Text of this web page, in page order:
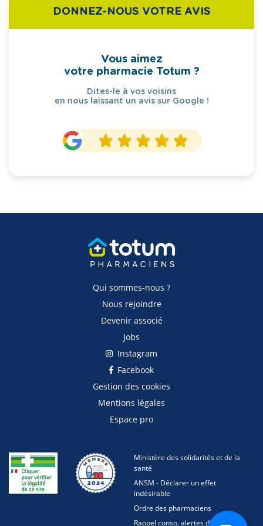
DONNEZ-NOUS VOTRE AVIS
Vous aimez
votre pharmacie Totum ?
Dites-le à vos voisins
en nous laissant un avis sur Google !
Qui sommes-nous ?
Nous rejoindre
Devenir associé
Jobs
Instagram
Facebook
Gestion des cookies
Mentions légales
Espace pro
Ministère des solidarités et de la
santé
ANSM - Déclarer un effet
indésirable
Ordre des pharmaciens
Rappel conso, alertes des produits